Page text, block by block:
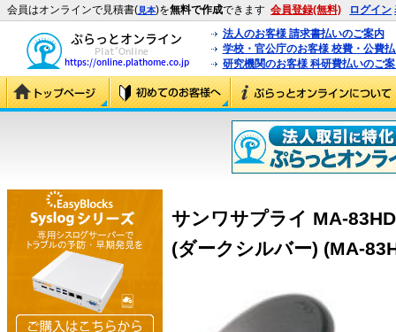
会員はオンラインで見積書(見本)を無料で作成できます 会員登録(無料) ログイン
法人のお客様 請求書払いのご案内
学校・官公庁のお客様 校費・公費
研究機関のお客様 科研費払いのご
サンワサプライ MA-
(ダークシルバー) (MA-